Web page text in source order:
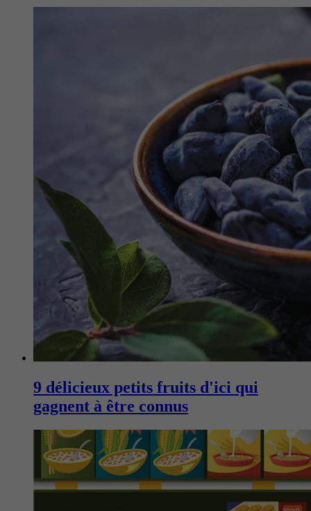
9 délicieux petits fruits d'ici qui
gagnent à être connus